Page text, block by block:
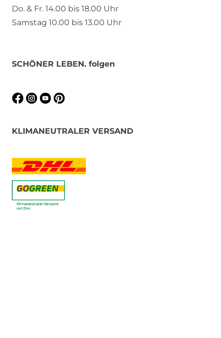
Do. & Fr. 14.00 bis 18.00 Uhr
Samstag 10.00 bis 13.00 Uhr
SCHÖNER LEBEN. folgen
KLIMANEUTRALER VERSAND